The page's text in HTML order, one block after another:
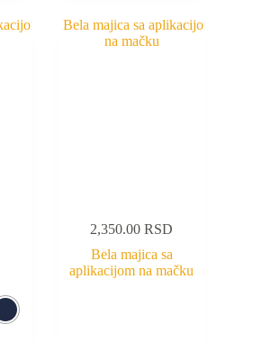
2,350.00RSD
Bela majica sa
aplikacijom na mačku